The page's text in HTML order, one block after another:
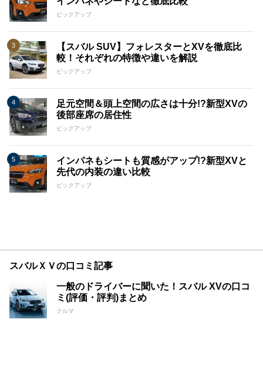
ピックアップ
【スバル SUV】フォレスターとXVを徹底比
較！それぞれの特徴や違いを解説
ピックアップ
足元空間＆頭上空間の広さは十分!?新型XVの
後部座席の居住性
ピックアップ
インパネもシートも質感がアップ!?新型XVと
先代の内装の違い比較
ピックアップ
スバルＸＶの口コミ記事
一般のドライバーに聞いた！スバル XVの口コ
ミ(評価・評判)まとめ
クルマ